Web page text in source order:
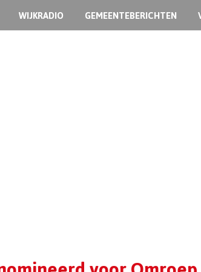
WIJKRADIO GEMEENTEBERICHTEN